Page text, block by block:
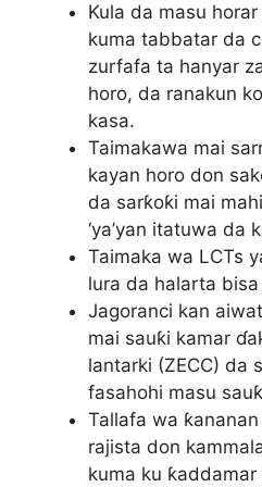
Kula da masu
kuma tabbatar da
zurfafa ta hanyar
horo, da ranakun
kasa.
Taimakawa mai
kayan horo don
da sarƙoƙi mai
‘ya’yan itatuwa da
Taimaka wa LCTs
lura da halarta
Jagoranci kan
mai sauƙi kamar
lantarki (ZECC) da
fasahohi masu
Tallafa wa
rajista don
kuma ku